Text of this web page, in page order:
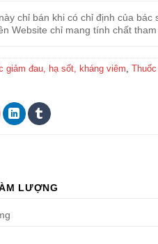
chỉ bán khi có chỉ định của bác
Website chỉ mang tính chất
giảm đau, hạ sốt, kháng viêm,
LƯỢNG